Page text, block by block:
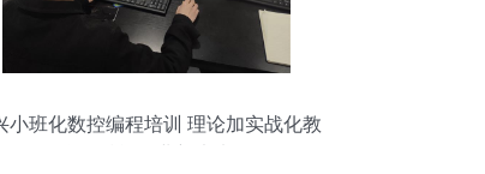
小班化数控编程培训 理论加实战化教